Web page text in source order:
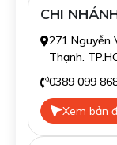
CHI
271 Nguyễn
Thạnh.
0389 099
Xem bản